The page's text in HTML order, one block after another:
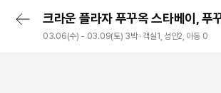
03.06(수) - 03.09(토) 3박 · 객실1, 성인2, 아동 0